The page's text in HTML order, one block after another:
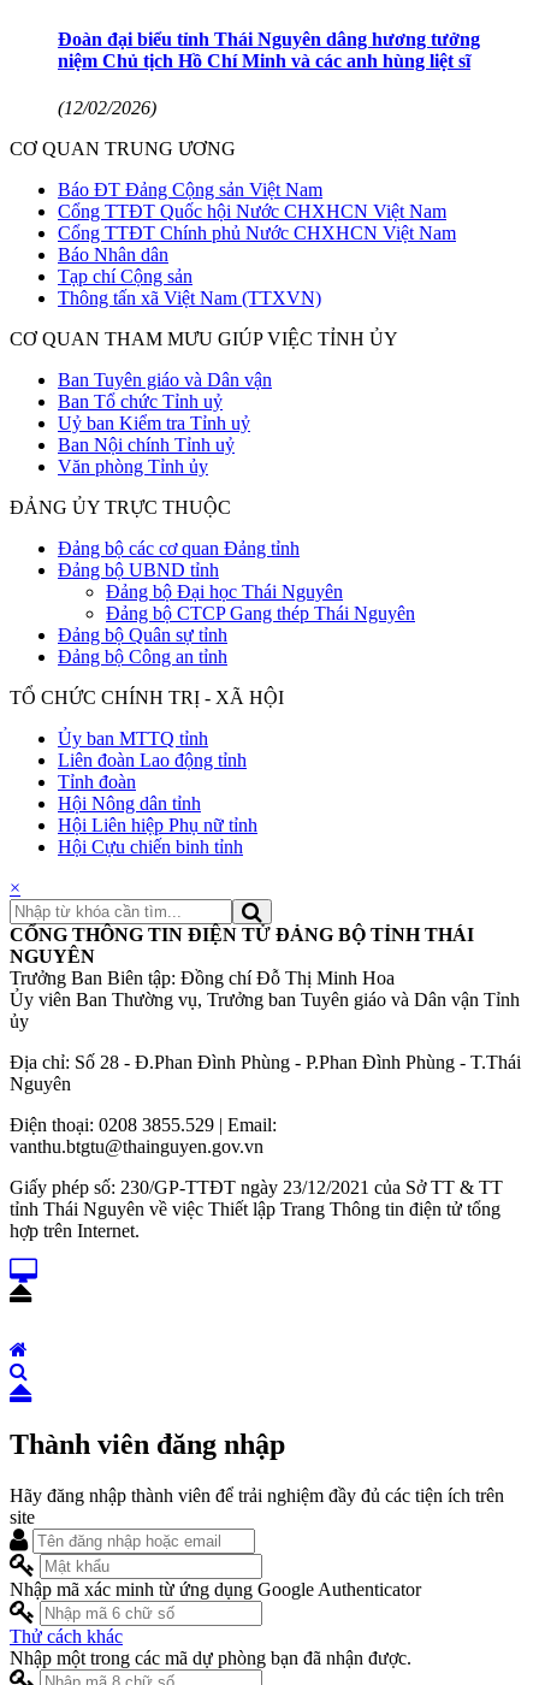
Đoàn đại biểu tỉnh Thái Nguyên dâng hương tưởng
niệm Chủ tịch Hồ Chí Minh và các anh hùng liệt sĩ
(12/02/2026)
CƠ QUAN TRUNG ƯƠNG
Báo ĐT Đảng Cộng sản Việt Nam
Cổng TTĐT Quốc hội Nước CHXHCN Việt Nam
Cổng TTĐT Chính phủ Nước CHXHCN Việt Nam
Báo Nhân dân
Tạp chí Cộng sản
Thông tấn xã Việt Nam (TTXVN)
CƠ QUAN THAM MƯU GIÚP VIỆC TỈNH ỦY
Ban Tuyên giáo và Dân vận
Ban Tổ chức Tỉnh uỷ
Uỷ ban Kiểm tra Tỉnh uỷ
Ban Nội chính Tỉnh uỷ
Văn phòng Tỉnh ủy
ĐẢNG ỦY TRỰC THUỘC
Đảng bộ các cơ quan Đảng tỉnh
Đảng bộ UBND tỉnh
Đảng bộ Đại học Thái Nguyên
Đảng bộ CTCP Gang thép Thái Nguyên
Đảng bộ Quân sự tỉnh
Đảng bộ Công an tỉnh
TỔ CHỨC CHÍNH TRỊ - XÃ HỘI
Ủy ban MTTQ tỉnh
Liên đoàn Lao động tỉnh
Tỉnh đoàn
Hội Nông dân tỉnh
Hội Liên hiệp Phụ nữ tỉnh
Hội Cựu chiến binh tỉnh
×
CỔNG THÔNG TIN ĐIỆN TỬ ĐẢNG BỘ TỈNH THÁI
NGUYÊN
Trưởng Ban Biên tập: Đồng chí Đỗ Thị Minh Hoa
Ủy viên Ban Thường vụ, Trưởng ban Tuyên giáo và Dân vận Tỉnh
ủy
Địa chỉ: Số 28 - Đ.Phan Đình Phùng - P.Phan Đình Phùng - T.Thái
Nguyên
Điện thoại: 0208 3855.529 | Email:
vanthu.btgtu@thainguyen.gov.vn
Giấy phép số: 230/GP-TTĐT ngày 23/12/2021 của Sở TT & TT
tỉnh Thái Nguyên về việc Thiết lập Trang Thông tin điện tử tổng
hợp trên Internet.
Thành viên đăng nhập
Hãy đăng nhập thành viên để trải nghiệm đầy đủ các tiện ích trên
site
Nhập mã xác minh từ ứng dụng Google Authenticator
Thử cách khác
Nhập một trong các mã dự phòng bạn đã nhận được.